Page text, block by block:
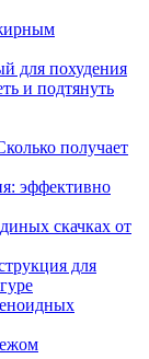
для похудения
и подтянуть
получает
эффективно
скачках от
для